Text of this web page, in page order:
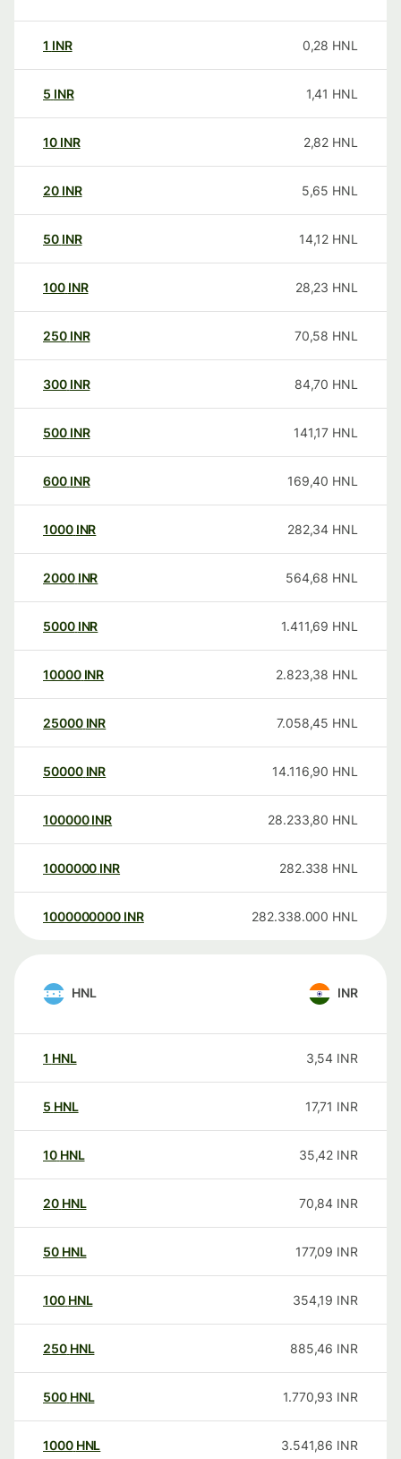
1 INR 0,28 HNL
5 INR 1,41 HNL
10 INR 2,82 HNL
20 INR 5,65 HNL
50 INR 14,12 HNL
100 INR 28,23 HNL
250 INR 70,58 HNL
300 INR 84,70 HNL
500 INR 141,17 HNL
600 INR 169,40 HNL
1000 INR 282,34 HNL
2000 INR 564,68 HNL
5000 INR 1.411,69 HNL
10000 INR 2.823,38 HNL
25000 INR 7.058,45 HNL
50000 INR 14.116,90 HNL
100000 INR 28.233,80 HNL
1000000 INR 282.338 HNL
1000000000 INR 282.338.000 HNL
HNL INR
1 HNL 3,54 INR
5 HNL 17,71 INR
10 HNL 35,42 INR
20 HNL 70,84 INR
50 HNL 177,09 INR
100 HNL 354,19 INR
250 HNL 885,46 INR
500 HNL 1.770,93 INR
1000 HNL 3.541,86 INR